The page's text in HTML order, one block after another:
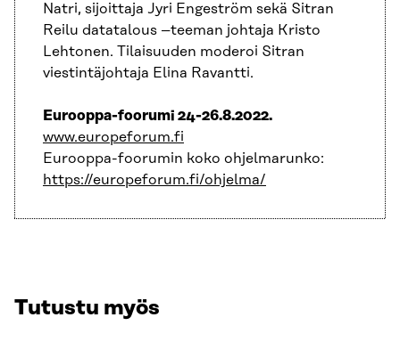
Natri, sijoittaja Jyri Engeström sekä Sitran
Reilu datatalous –teeman johtaja Kristo
Lehtonen. Tilaisuuden moderoi Sitran
viestintäjohtaja Elina Ravantti.
Eurooppa-foorumi 24-26.8.2022.
www.europeforum.fi
Eurooppa-foorumin koko ohjelmarunko:
https://europeforum.fi/ohjelma/
Tutustu myös